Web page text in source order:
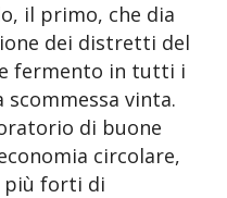
il primo, che dia
dei distretti del
e fermento in tutti i
vinta.
di buone
circolare,
più forti di